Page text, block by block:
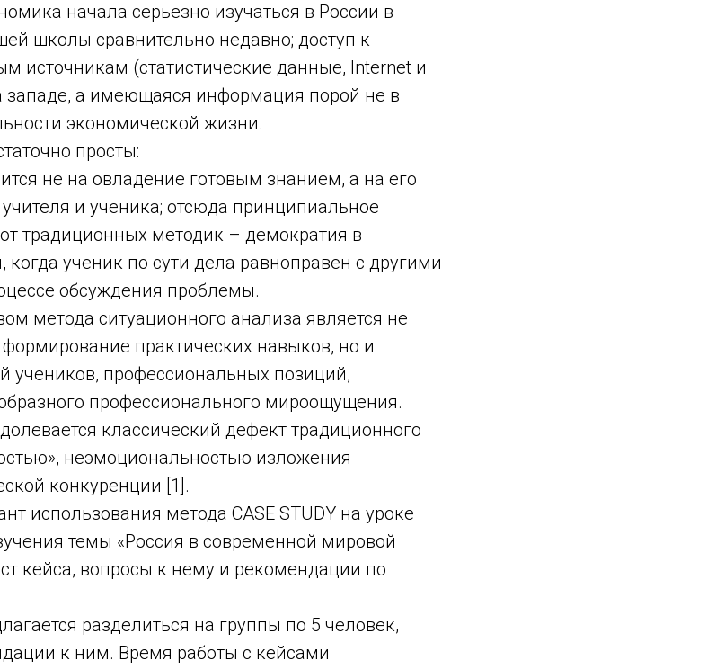
начала серьезно изучаться в России в
школы сравнительно недавно; доступ к
источникам (статистические данные, Internet и
западе, а имеющаяся информация порой не в
экономической жизни.
просты:
не на овладение готовым знанием, а на его
и ученика; отсюда принципиальное
традиционных методик – демократия в
когда ученик по сути дела равноправен с другими
обсуждения проблемы.
метода ситуационного анализа является не
практических навыков, но и
учеников, профессиональных позиций,
профессионального мироощущения.
классический дефект традиционного
неэмоциональностью изложения
конкуренции [1].
использования метода CASE STUDY на уроке
темы «Россия в современной мировой
кейса, вопросы к нему и рекомендации по
разделиться на группы по 5 человек,
к ним. Время работы с кейсами